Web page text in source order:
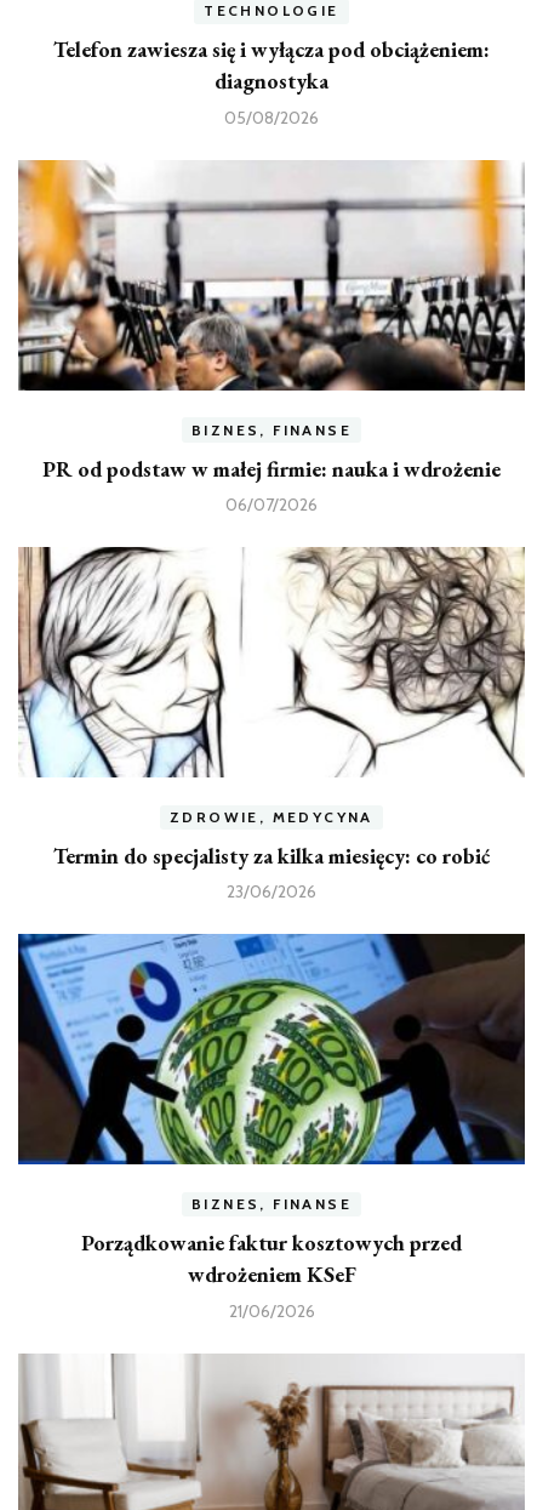
TECHNOLOGIE
Telefon zawiesza się i wyłącza pod obciążeniem:
diagnostyka
05/08/2026
BIZNES, FINANSE
PR od podstaw w małej firmie: nauka i wdrożenie
06/07/2026
ZDROWIE, MEDYCYNA
Termin do specjalisty za kilka miesięcy: co robić
23/06/2026
BIZNES, FINANSE
Porządkowanie faktur kosztowych przed
wdrożeniem KSeF
21/06/2026